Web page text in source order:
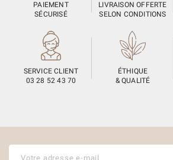
PAIEMENT
SÉCURISÉ
LIVRAISON OFFERTE
SELON CONDITIONS
SERVICE CLIENT
03 28 52 43 70
ÉTHIQUE
& QUALITÉ